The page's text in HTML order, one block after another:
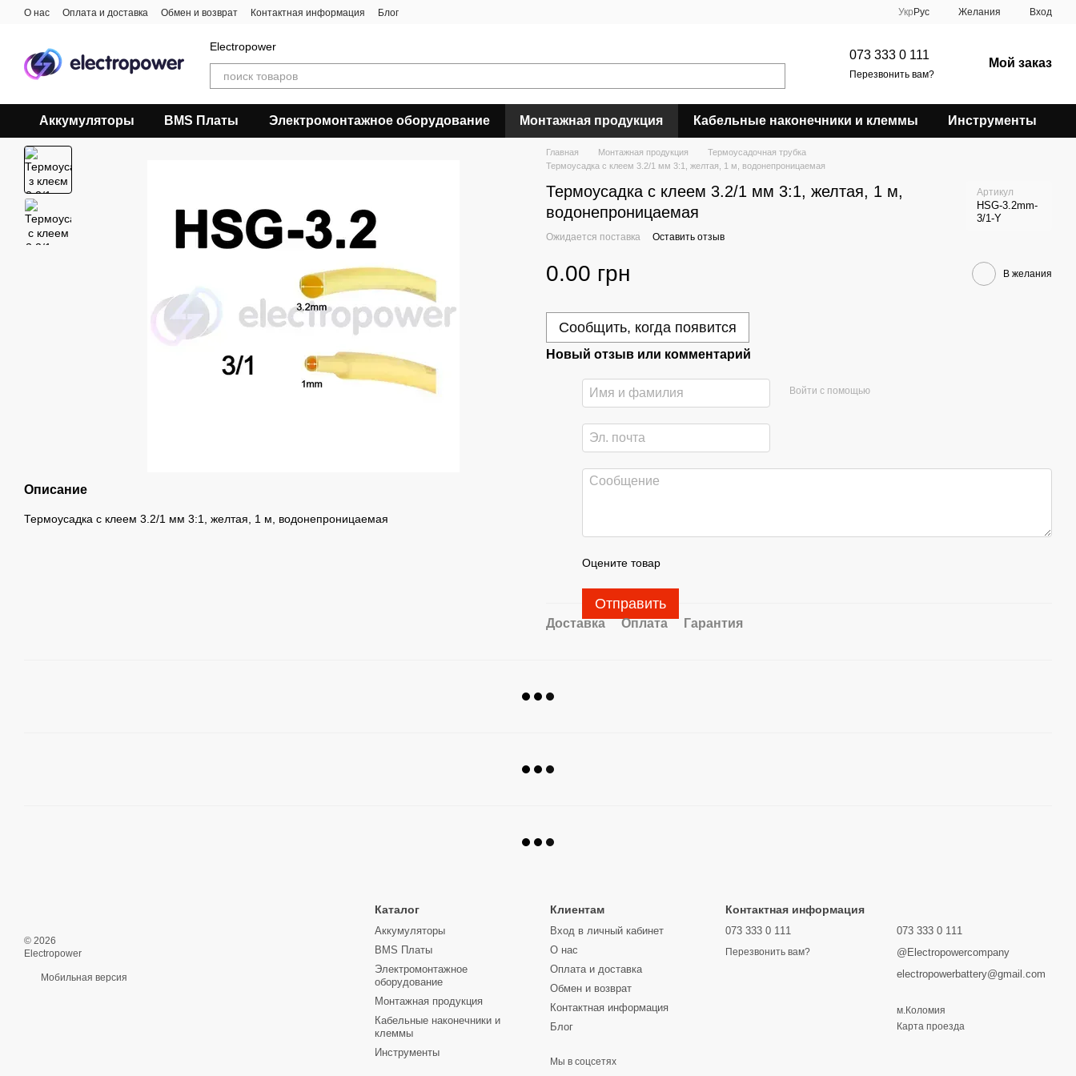
Перейти к основному контенту
О нас Оплата и доставка Обмен и возврат Контактная информация Блог Укр Рус Желания Вход
Electropower
073 333 0 111
Перезвонить вам?
Мой заказ
Аккумуляторы BMS Платы Электромонтажное оборудование Монтажная продукция Кабельные наконечники и клеммы Инструменты
Описание
Термоусадка с клеем 3.2/1 мм 3:1, желтая, 1 м, водонепроницаемая
Главная Монтажная продукция
Термоусадочная трубка
Термоусадка с клеем 3.2/1 мм 3:1, желтая, 1 м, водонепроницаемая
Термоусадка с клеем 3.2/1 мм 3:1, желтая, 1 м,
водонепроницаемая
Артикул
HSG-3.2mm-
3/1-Y
Ожидается поставка Оставить отзыв
0.00 грн В желания
Сообщить, когда появится
Новый отзыв или комментарий
Войти с помощью
Оцените товар
Отправить
Доставка Оплата Гарантия
© 2026
Electropower
Мобильная версия
Каталог
Аккумуляторы
BMS Платы
Электромонтажное
оборудование
Монтажная продукция
Кабельные наконечники и
клеммы
Инструменты
Клиентам
Вход в личный кабинет
О нас
Оплата и доставка
Обмен и возврат
Контактная информация
Блог
Мы в соцсетях
Контактная информация
073 333 0 111
Перезвонить вам?
073 333 0 111
@Electropowercompany
electropowerbattery@gmail.com
м.Коломия
Карта проезда